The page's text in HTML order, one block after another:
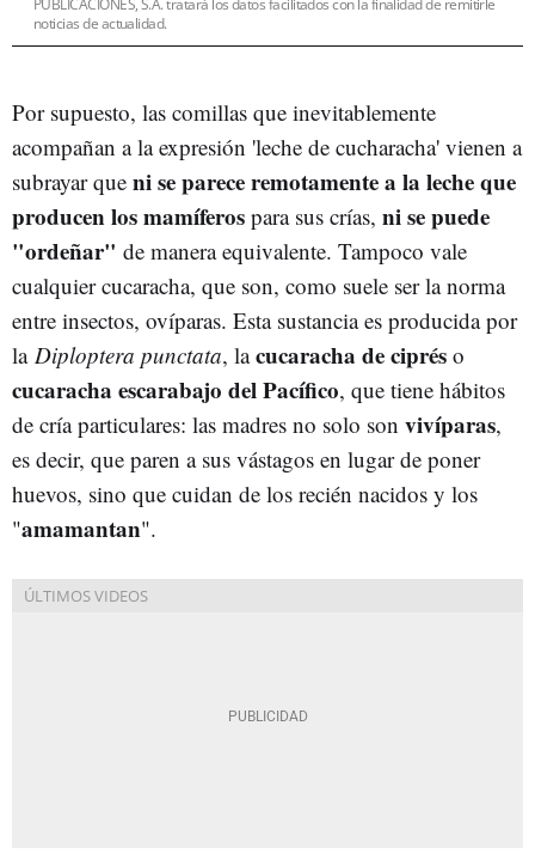
PUBLICACIONES, S.A. tratará los datos facilitados con la finalidad de remitirle
noticias de actualidad.
Por supuesto, las comillas que inevitablemente
acompañan a la expresión 'leche de cucharacha' vienen a
subrayar que ni se parece remotamente a la leche que
producen los mamíferos para sus crías, ni se puede
"ordeñar" de manera equivalente. Tampoco vale
cualquier cucaracha, que son, como suele ser la norma
entre insectos, ovíparas. Esta sustancia es producida por
la Diploptera punctata, lacucaracha de ciprés o
cucaracha escarabajo del Pacífico, que tiene hábitos
de cría particulares: las madres no solo son vivíparas,
es decir, que paren a sus vástagos en lugar de poner
huevos, sino que cuidan de los recién nacidos y los
"amamantan".